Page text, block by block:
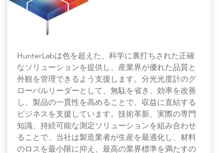
HunterLabは色を超えた、科学に裏打ちされた正確
なソリューションを提供し、産業界が優れた品質と
外観を管理できるよう支援します。分光光度計のグ
ローバルリーダーとして、無駄を省き、効率を改善
し、製品の一貫性を高めることで、収益に直結する
ビジネスを支援しています。技術革新、実際の専門
知識、持続可能な測定ソリューションを組み合わせ
ることで、当社は製造業者が生産を最適化し、材料
のロスを最小限に抑え、最高の業界標準を満たすの